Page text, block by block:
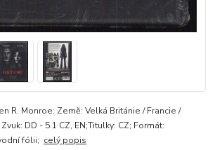
R. Monroe; Země: Velká Británie / Francie /
DD - 5.1 CZ, EN;Titulky: CZ; Formát:
fólii; celý popis